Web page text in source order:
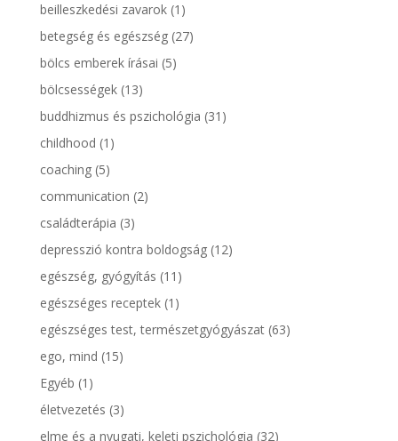
beilleszkedési zavarok(1)
betegség és egészség(27)
bölcs emberek írásai (5)
bölcsességek(13)
buddhizmus és pszichológia (31)
childhood (1)
coaching(5)
communication (2)
családterápia (3)
depresszió kontra boldogság(12)
egészség, gyógyítás (11)
egészséges receptek(1)
egészséges test, természetgyógyászat(63)
ego, mind (15)
Egyéb (1)
életvezetés (3)
elme és a nyugati, keleti pszichológia (32)